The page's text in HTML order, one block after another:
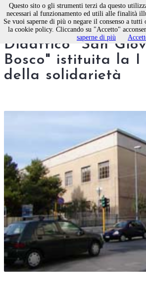
Molfetta, al 3°
Didattico "San
Bosco" istituita la I
della solidarietà
Questo sito o gli strumenti terzi da questo
necessari al funzionamento ed utili alle finalità
Se vuoi saperne di più o negare il consenso a
la cookie policy. Cliccando su "Accetto"
saperne di più